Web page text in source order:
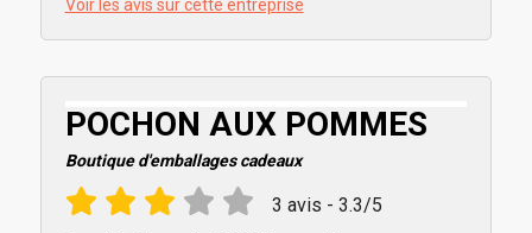
Voir les avis sur cette entreprise
POCHON AUX POMMES
Boutique d'emballages cadeaux
3 avis - 3.3/5